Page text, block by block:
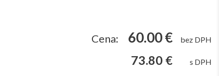
Cena: 60.00 € bez DPH
73.80 € s DPH